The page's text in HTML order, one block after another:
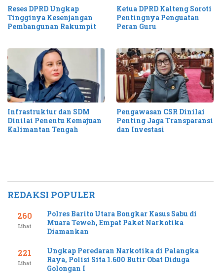
Reses DPRD Ungkap
Tingginya Kesenjangan
Pembangunan Rakumpit
Ketua DPRD Kalteng Soroti
Pentingnya Penguatan
Peran Guru
Infrastruktur dan SDM
Dinilai Penentu Kemajuan
Kalimantan Tengah
Pengawasan CSR Dinilai
Penting Jaga Transparansi
dan Investasi
REDAKSI POPULER
260
Lihat
Polres Barito Utara Bongkar Kasus Sabu di
Muara Teweh, Empat Paket Narkotika
Diamankan
221
Lihat
Ungkap Peredaran Narkotika di Palangka
Raya, Polisi Sita 1.600 Butir Obat Diduga
Golongan I